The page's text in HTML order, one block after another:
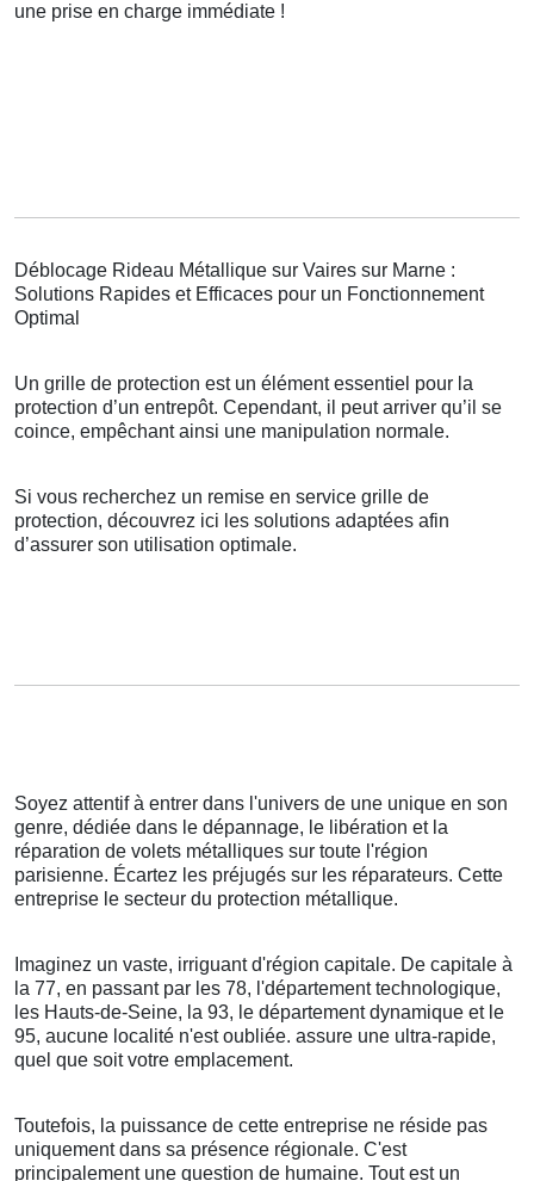
une prise en charge immédiate !
Déblocage Rideau Métallique sur Vaires sur Marne :
Solutions Rapides et Efficaces pour un Fonctionnement
Optimal
Un grille de protection est un élément essentiel pour la
protection d’un entrepôt. Cependant, il peut arriver qu’il se
coince, empêchant ainsi une manipulation normale.
Si vous recherchez un remise en service grille de
protection, découvrez ici les solutions adaptées afin
d’assurer son utilisation optimale.
Soyez attentif à entrer dans l'univers de une unique en son
genre, dédiée dans le dépannage, le libération et la
réparation de volets métalliques sur toute l'région
parisienne. Écartez les préjugés sur les réparateurs. Cette
entreprise le secteur du protection métallique.
Imaginez un vaste, irriguant d'région capitale. De capitale à
la 77, en passant par les 78, l'département technologique,
les Hauts-de-Seine, la 93, le département dynamique et le
95, aucune localité n'est oubliée. assure une ultra-rapide,
quel que soit votre emplacement.
Toutefois, la puissance de cette entreprise ne réside pas
uniquement dans sa présence régionale. C'est
principalement une question de humaine. Tout est un